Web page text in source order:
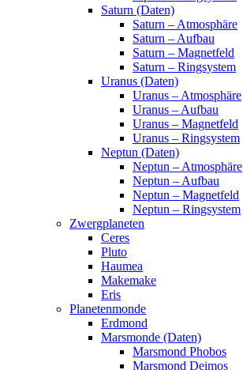
Saturn (Daten)
Saturn – Atmosphäre
Saturn – Aufbau
Saturn – Magnetfeld
Saturn – Ringsystem
Uranus (Daten)
Uranus – Atmosphäre
Uranus – Aufbau
Uranus – Magnetfeld
Uranus – Ringsystem
Neptun (Daten)
Neptun – Atmosphäre
Neptun – Aufbau
Neptun – Magnetfeld
Neptun – Ringsystem
Zwergplaneten
Ceres
Pluto
Haumea
Makemake
Eris
Planetenmonde
Erdmond
Marsmonde (Daten)
Marsmond Phobos
Marsmond Deimos